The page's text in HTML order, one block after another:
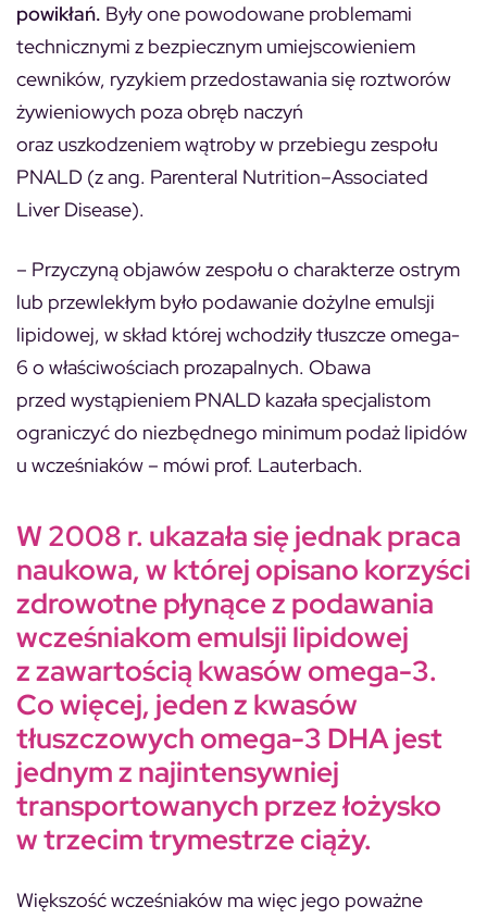
powikłań. Były one powodowane problemami
technicznymi z bezpiecznym umiejscowieniem
cewników, ryzykiem przedostawania się roztworów
żywieniowych poza obręb naczyń
oraz uszkodzeniem wątroby w przebiegu zespołu
PNALD (z ang. Parenteral Nutrition–Associated
Liver Disease).
– Przyczyną objawów zespołu o charakterze ostrym
lub przewlekłym było podawanie dożylne emulsji
lipidowej, w skład której wchodziły tłuszcze omega-
6 o właściwościach prozapalnych. Obawa
przed wystąpieniem PNALD kazała specjalistom
ograniczyć do niezbędnego minimum podaż lipidów
u wcześniaków – mówi prof. Lauterbach.
W 2008 r. ukazała się jednak praca
naukowa, w której opisano korzyści
zdrowotne płynące z podawania
wcześniakom emulsji lipidowej
z zawartością kwasów omega-3.
Co więcej, jeden z kwasów
tłuszczowych omega-3 DHA jest
jednym z najintensywniej
transportowanych przez łożysko
w trzecim trymestrze ciąży.
Większość wcześniaków ma więc jego poważne